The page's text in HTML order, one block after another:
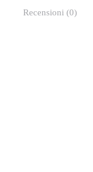
Recensioni (0)